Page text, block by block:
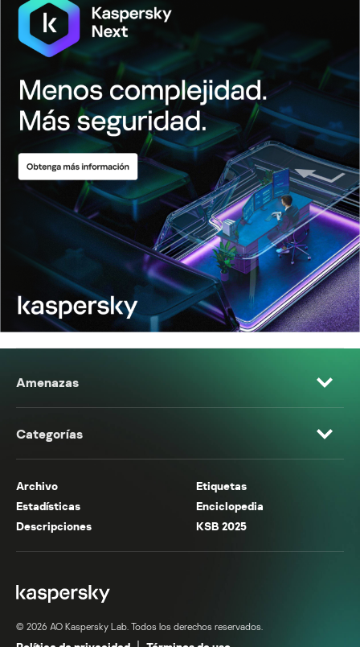
Amenazas
Categorías
Archivo
Etiquetas
Estadísticas
Enciclopedia
Descripciones
KSB 2025
© 2026 AO Kaspersky Lab. Todos los derechos reservados.